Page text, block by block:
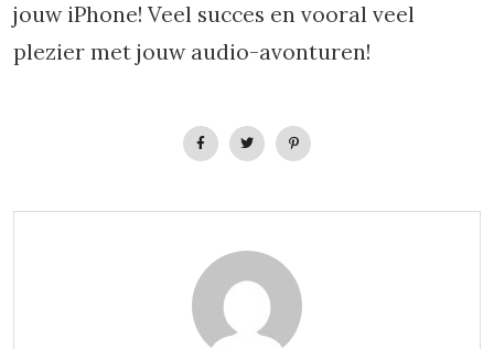
jouw iPhone! Veel succes en vooral veel
plezier met jouw audio-avonturen!